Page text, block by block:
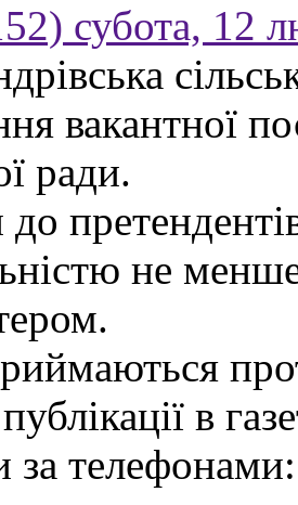
субота, 12
вакантної
ради.
не
в
за